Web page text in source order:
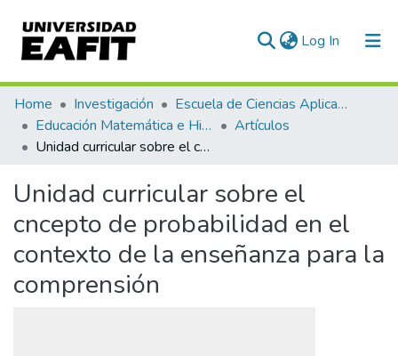
Log In (current)
Communities & Collections
All of DSpace
Home Investigación
Escuela de Ciencias Aplicadas e Ingeniería
Educación Matemática e Historia (EAFIT - U de A)
Artículos
Unidad curricular sobre el cncepto de probabilidad en el contexto de la enseñanza para la comprensión
Unidad curricular sobre el
cncepto de probabilidad en el
contexto de la enseñanza para la
comprensión